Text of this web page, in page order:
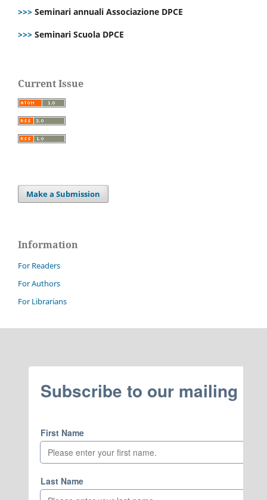
>>> Seminari annuali Associazione DPCE
>>> Seminari Scuola DPCE
Current Issue
Make a Submission
Information
For Readers
For Authors
For Librarians